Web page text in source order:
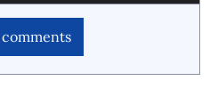
comments